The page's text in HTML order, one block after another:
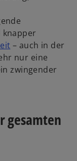
– auch in der
nur eine
zwingender
gesamten